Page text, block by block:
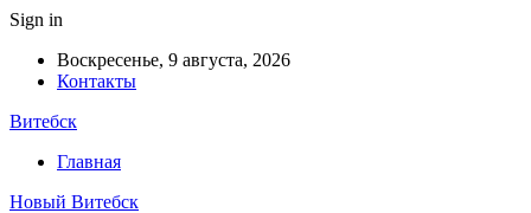
Sign in
Воскресенье, 9 августа, 2026
Контакты
Витебск
Главная
Новый Витебск